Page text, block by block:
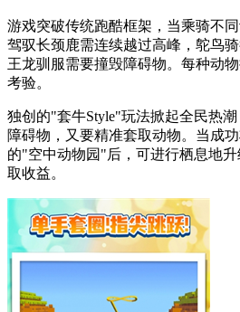
游戏突破传统跑酷框架，当乘骑不
驾驭长颈鹿需连续越过高峰，鸵鸟
王龙驯服需要撞毁障碍物。每种动
考验。
独创的"套牛Style"玩法掀起全民热
障碍物，又要精准套取动物。当成
的"空中动物园"后，可进行栖息地
取收益。